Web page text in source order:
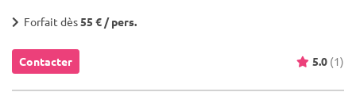
Forfait dès55 € / pers.
Contacter 5.0 (1)